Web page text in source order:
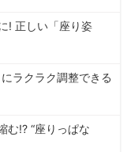
! 正しい「座り姿
ラクラク調整できる
む!? “座りっぱな